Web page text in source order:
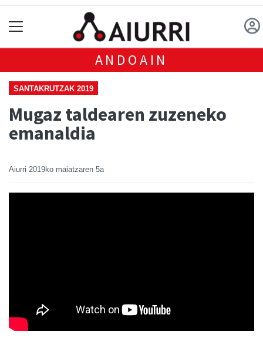
ANDOAIN
SANTAKRUTZAK 2019
Mugaz taldearen zuzeneko
emanaldia
Aiurri 2019ko maiatzaren 5a